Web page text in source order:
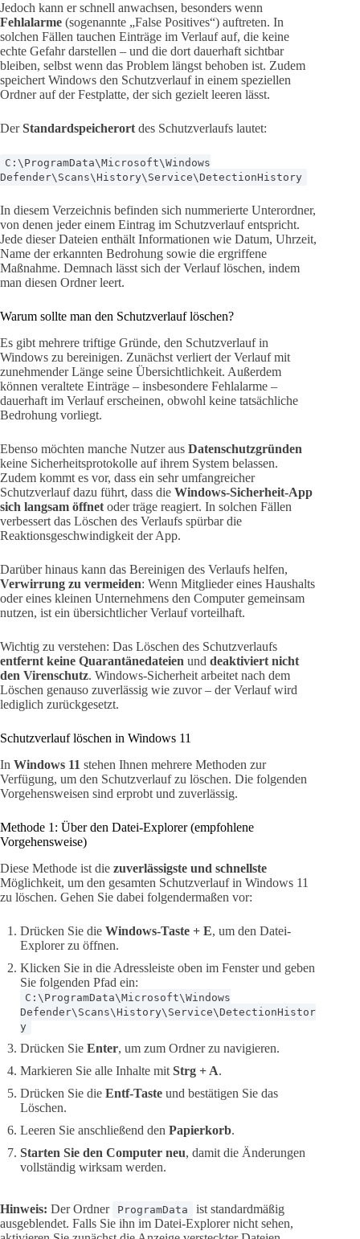
Jedoch kann er schnell anwachsen, besonders wenn
Fehlalarme (sogenannte „False Positives“) auftreten. In
solchen Fällen tauchen Einträge im Verlauf auf, die keine
echte Gefahr darstellen – und die dort dauerhaft sichtbar
bleiben, selbst wenn das Problem längst behoben ist. Zudem
speichert Windows den Schutzverlauf in einem speziellen
Ordner auf der Festplatte, der sich gezielt leeren lässt.
DerStandardspeicherort des Schutzverlaufs lautet:
C:\ProgramData\Microsoft\Windows
Defender\Scans\History\Service\DetectionHistory
In diesem Verzeichnis befinden sich nummerierte Unterordner,
von denen jeder einem Eintrag im Schutzverlauf entspricht.
Jede dieser Dateien enthält Informationen wie Datum, Uhrzeit,
Name der erkannten Bedrohung sowie die ergriffene
Maßnahme. Demnach lässt sich der Verlauf löschen, indem
man diesen Ordner leert.
Warum sollte man den Schutzverlauf löschen?
Es gibt mehrere triftige Gründe, den Schutzverlauf in
Windows zu bereinigen. Zunächst verliert der Verlauf mit
zunehmender Länge seine Übersichtlichkeit. Außerdem
können veraltete Einträge – insbesondere Fehlalarme –
dauerhaft im Verlauf erscheinen, obwohl keine tatsächliche
Bedrohung vorliegt.
Ebenso möchten manche Nutzer aus Datenschutzgründen
keine Sicherheitsprotokolle auf ihrem System belassen.
Zudem kommt es vor, dass ein sehr umfangreicher
Schutzverlauf dazu führt, dass die Windows-Sicherheit-App
sich langsam öffnet oder träge reagiert. In solchen Fällen
verbessert das Löschen des Verlaufs spürbar die
Reaktionsgeschwindigkeit der App.
Darüber hinaus kann das Bereinigen des Verlaufs helfen,
Verwirrung zu vermeiden: Wenn Mitglieder eines Haushalts
oder eines kleinen Unternehmens den Computer gemeinsam
nutzen, ist ein übersichtlicher Verlauf vorteilhaft.
Wichtig zu verstehen: Das Löschen des Schutzverlaufs
entfernt keine Quarantänedateien und deaktiviert nicht
den Virenschutz. Windows-Sicherheit arbeitet nach dem
Löschen genauso zuverlässig wie zuvor – der Verlauf wird
lediglich zurückgesetzt.
Schutzverlauf löschen in Windows 11
In Windows 11 stehen Ihnen mehrere Methoden zur
Verfügung, um den Schutzverlauf zu löschen. Die folgenden
Vorgehensweisen sind erprobt und zuverlässig.
Methode 1: Über den Datei-Explorer (empfohlene
Vorgehensweise)
Diese Methode ist die zuverlässigste und schnellste
Möglichkeit, um den gesamten Schutzverlauf in Windows 11
zu löschen. Gehen Sie dabei folgendermaßen vor:
Drücken Sie die Windows-Taste + E, um den Datei-
Explorer zu öffnen.
Klicken Sie in die Adressleiste oben im Fenster und geben
Sie folgenden Pfad ein:
C:\ProgramData\Microsoft\Windows
Defender\Scans\History\Service\DetectionHistor
y
Drücken Sie Enter, um zum Ordner zu navigieren.
Markieren Sie alle Inhalte mit Strg + A.
Drücken Sie die Entf-Taste und bestätigen Sie das
Löschen.
Leeren Sie anschließend den Papierkorb.
Starten Sie den Computer neu, damit die Änderungen
vollständig wirksam werden.
Hinweis: Der Ordner ProgramData
ist standardmäßig
ausgeblendet. Falls Sie ihn im Datei-Explorer nicht sehen,